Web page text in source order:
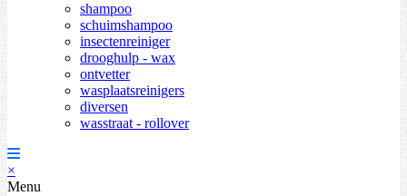
shampoo
schuimshampoo
insectenreiniger
drooghulp - wax
ontvetter
wasplaatsreinigers
diversen
wasstraat - rollover
×
Menu